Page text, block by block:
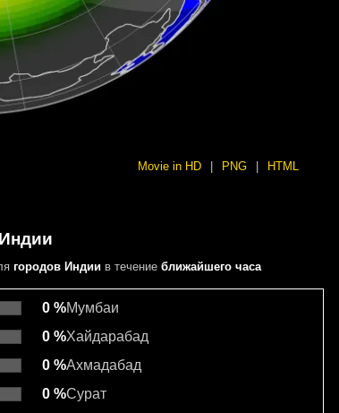
Movie in HD PNG HTML
городов Индиив течение ближайшего часа
0 %Мумбаи
0 %Хайдарабад
0 %Ахмадабад
0 %Сурат